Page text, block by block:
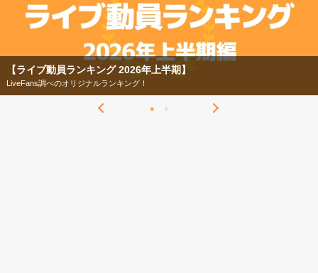
【ライブ動員ランキング 2026年上半期】
LiveFans調べのオリジナルランキング！